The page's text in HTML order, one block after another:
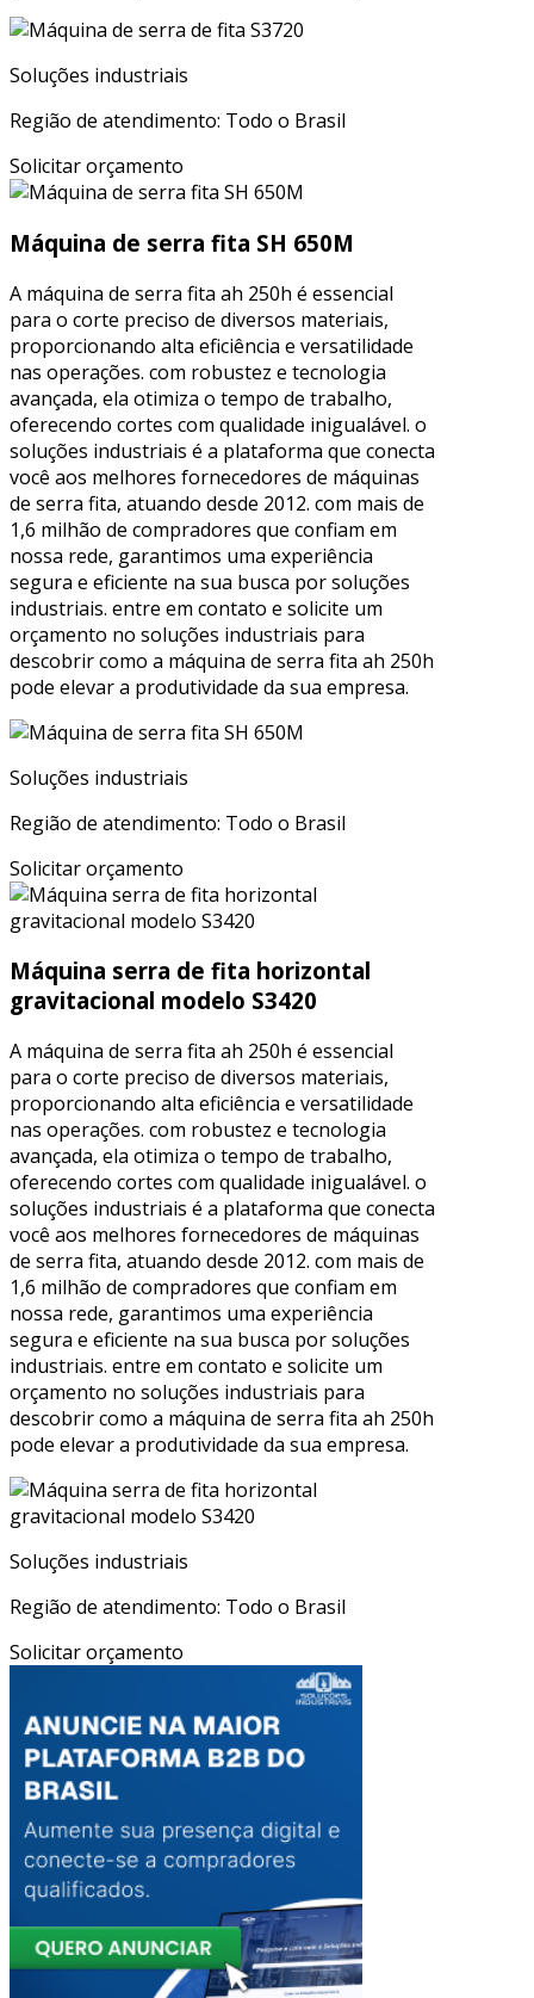
Soluções industriais
Região de atendimento: Todo o Brasil
Solicitar orçamento
Máquina de serra fita SH 650M
A máquina de serra fita ah 250h é essencial
para o corte preciso de diversos materiais,
proporcionando alta eficiência e versatilidade
nas operações. com robustez e tecnologia
avançada, ela otimiza o tempo de trabalho,
oferecendo cortes com qualidade inigualável. o
soluções industriais é a plataforma que conecta
você aos melhores fornecedores de máquinas
de serra fita, atuando desde 2012. com mais de
1,6 milhão de compradores que confiam em
nossa rede, garantimos uma experiência
segura e eficiente na sua busca por soluções
industriais. entre em contato e solicite um
orçamento no soluções industriais para
descobrir como a máquina de serra fita ah 250h
pode elevar a produtividade da sua empresa.
Soluções industriais
Região de atendimento: Todo o Brasil
Solicitar orçamento
Máquina serra de fita horizontal
gravitacional modelo S3420
A máquina de serra fita ah 250h é essencial
para o corte preciso de diversos materiais,
proporcionando alta eficiência e versatilidade
nas operações. com robustez e tecnologia
avançada, ela otimiza o tempo de trabalho,
oferecendo cortes com qualidade inigualável. o
soluções industriais é a plataforma que conecta
você aos melhores fornecedores de máquinas
de serra fita, atuando desde 2012. com mais de
1,6 milhão de compradores que confiam em
nossa rede, garantimos uma experiência
segura e eficiente na sua busca por soluções
industriais. entre em contato e solicite um
orçamento no soluções industriais para
descobrir como a máquina de serra fita ah 250h
pode elevar a produtividade da sua empresa.
Soluções industriais
Região de atendimento: Todo o Brasil
Solicitar orçamento